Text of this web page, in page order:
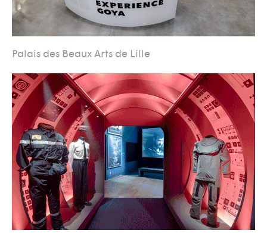
Palais des Beaux Arts de Lille